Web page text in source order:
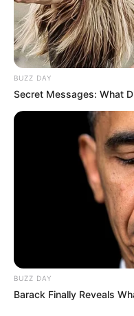
BUZZ DAY
Secret Messages: What
BUZZ DAY
Barack Finally Reveals